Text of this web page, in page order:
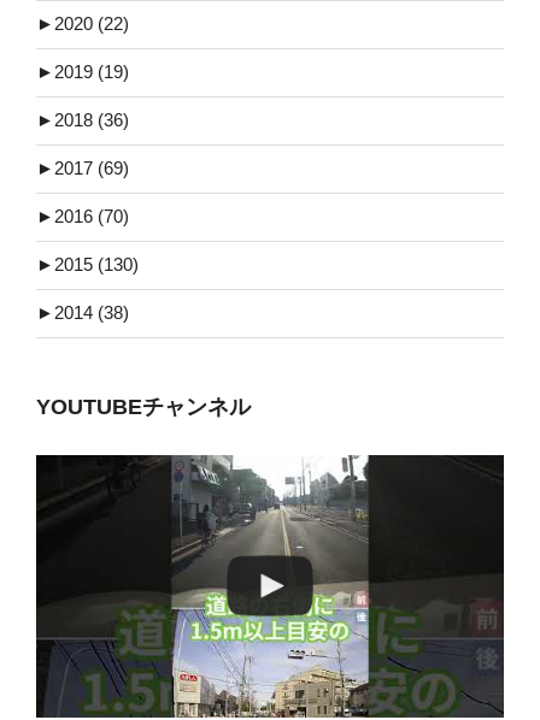
► 2020 (22)
► 2019 (19)
► 2018 (36)
► 2017 (69)
► 2016 (70)
► 2015 (130)
► 2014 (38)
YOUTUBEチャンネル